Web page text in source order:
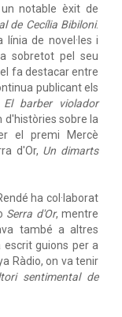
notable èxit de
de Cecília Bibiloni.
de novel·les i
sobretot pel seu
fa destacar entre
publicant els
El barber violador
d'històries sobre la
el premi Mercè
d'Or, Un dimarts
ha col·laborat
Serra d'Or, mentre
també a altres
escrit guions per a
Ràdio, on va tenir
sentimental de